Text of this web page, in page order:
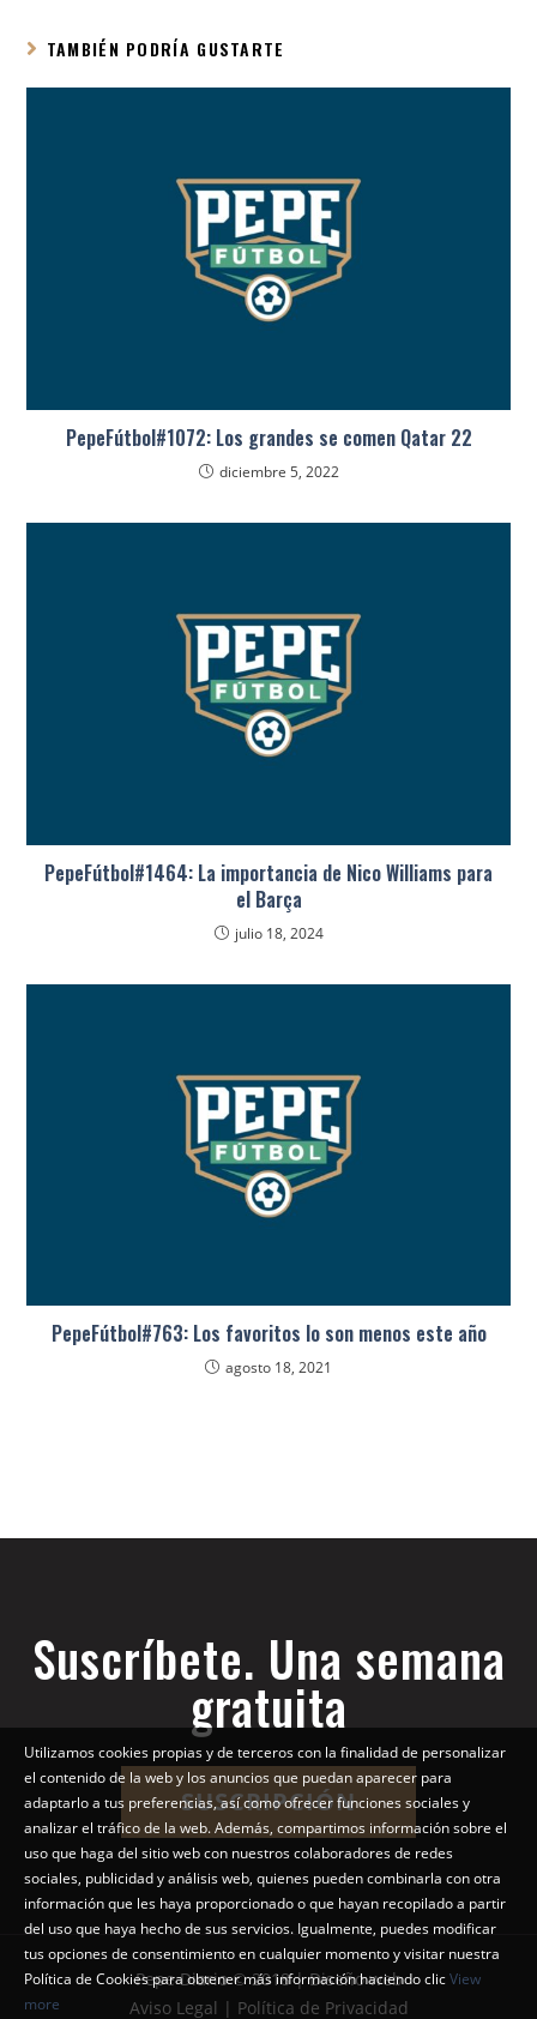
TAMBIÉN PODRÍA GUSTARTE
PepeFútbol#1072: Los grandes se comen Qatar 22
diciembre 5, 2022
PepeFútbol#1464: La importancia de Nico Williams para
el Barça
julio 18, 2024
PepeFútbol#763: Los favoritos lo son menos este año
agosto 18, 2021
Suscríbete. Una semana
gratuita
SUSCRIPCIÓN
Pepe Diario © 2018 | Diseño web
Aviso Legal | Política de Privacidad
Utilizamos cookies propias y de terceros con la finalidad de personalizar
el contenido de la web y los anuncios que puedan aparecer para
adaptarlo a tus preferencias, así como ofrecer funciones sociales y
analizar el tráfico de la web. Además, compartimos información sobre el
uso que haga del sitio web con nuestros colaboradores de redes
sociales, publicidad y análisis web, quienes pueden combinarla con otra
información que les haya proporcionado o que hayan recopilado a partir
del uso que haya hecho de sus servicios. Igualmente, puedes modificar
tus opciones de consentimiento en cualquier momento y visitar nuestra
Política de Cookies para obtener más información haciendo clicView
more